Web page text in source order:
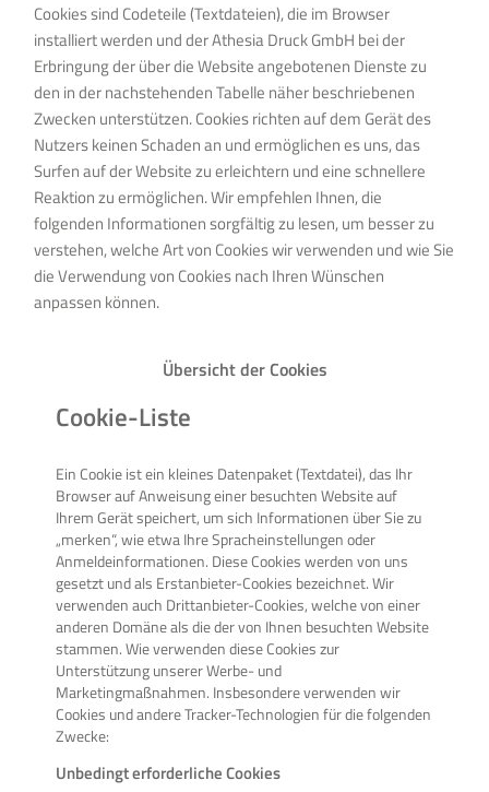
Cookies sind Codeteile (Textdateien), die im Browser
installiert werden und der Athesia Druck GmbH bei der
Erbringung der über die Website angebotenen Dienste zu
den in der nachstehenden Tabelle näher beschriebenen
Zwecken unterstützen. Cookies richten auf dem Gerät des
Nutzers keinen Schaden an und ermöglichen es uns, das
Surfen auf der Website zu erleichtern und eine schnellere
Reaktion zu ermöglichen. Wir empfehlen Ihnen, die
folgenden Informationen sorgfältig zu lesen, um besser zu
verstehen, welche Art von Cookies wir verwenden und wie Sie
die Verwendung von Cookies nach Ihren Wünschen
anpassen können.
Übersicht der Cookies
Cookie-Liste
Ein Cookie ist ein kleines Datenpaket (Textdatei), das Ihr
Browser auf Anweisung einer besuchten Website auf
Ihrem Gerät speichert, um sich Informationen über Sie zu
„merken“, wie etwa Ihre Spracheinstellungen oder
Anmeldeinformationen. Diese Cookies werden von uns
gesetzt und als Erstanbieter-Cookies bezeichnet. Wir
verwenden auch Drittanbieter-Cookies, welche von einer
anderen Domäne als die der von Ihnen besuchten Website
stammen. Wie verwenden diese Cookies zur
Unterstützung unserer Werbe- und
Marketingmaßnahmen. Insbesondere verwenden wir
Cookies und andere Tracker-Technologien für die folgenden
Zwecke:
Unbedingt erforderliche Cookies